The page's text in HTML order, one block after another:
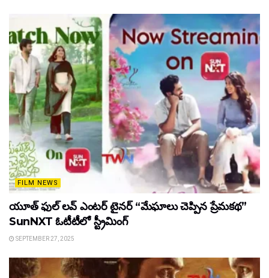
FILM NEWS
యూత్ ఫుల్ లవ్ ఎంటర్ టైనర్ “మేఘాలు చెప్పిన ప్రేమకథ”
SunNXT ఓటీటీలో స్ట్రీమింగ్
SEPTEMBER 27, 2025